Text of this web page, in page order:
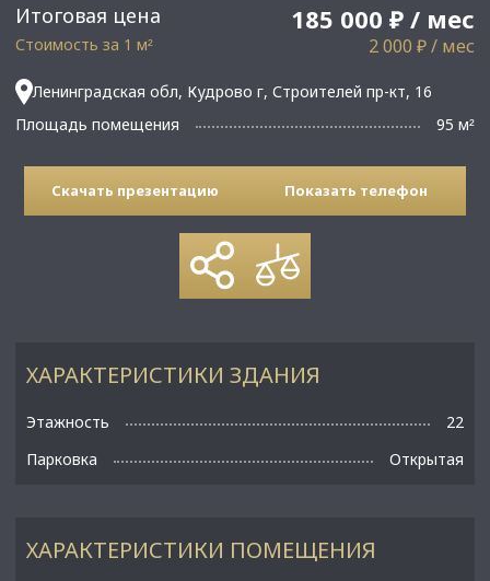
Итоговая цена 185 000 ₽ / мес
Стоимость за 1 м² 2 000 ₽ / мес
Ленинградская обл, Кудрово г, Строителей пр-кт, 16
Площадь помещения
95 м²
Скачать презентацию Показать телефон
ХАРАКТЕРИСТИКИ ПОМЕЩЕНИЯ
ХАРАКТЕРИСТИКИ ЗДАНИЯ
Этажность
22
Парковка
Открытая